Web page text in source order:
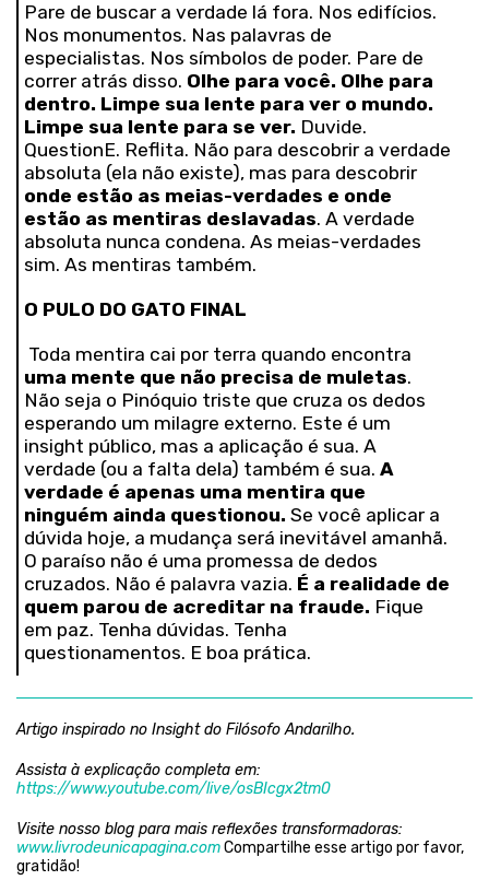
Pare de buscar a verdade lá fora. Nos edifícios.
Nos monumentos. Nas palavras de
especialistas. Nos símbolos de poder. Pare de
correr atrás disso. Olhe para você. Olhe para
dentro. Limpe sua lente para ver o mundo.
Limpe sua lente para se ver. Duvide.
QuestionE. Reflita. Não para descobrir a verdade
absoluta (ela não existe), mas para descobrir
onde estão as meias-verdades e onde
estão as mentiras deslavadas. A verdade
absoluta nunca condena. As meias-verdades
sim. As mentiras também.
O PULO DO GATO FINAL
Toda mentira cai por terra quando encontra
uma mente que não precisa de muletas.
Não seja o Pinóquio triste que cruza os dedos
esperando um milagre externo. Este é um
insight público, mas a aplicação é sua. A
verdade (ou a falta dela) também é sua. A
verdade é apenas uma mentira que
ninguém ainda questionou. Se você aplicar a
dúvida hoje, a mudança será inevitável amanhã.
O paraíso não é uma promessa de dedos
cruzados. Não é palavra vazia. É a realidade de
quem parou de acreditar na fraude. Fique
em paz. Tenha dúvidas. Tenha
questionamentos. E boa prática.
Artigo inspirado no Insight do Filósofo Andarilho.
Assista à explicação completa em:
https://www.youtube.com/live/osBIcgx2tm0
Visite nosso blog para mais reflexões transformadoras:
www.livrodeunicapagina.comCompartilhe esse artigo por favor,
gratidão!